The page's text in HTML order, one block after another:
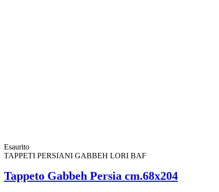
Esaurito
TAPPETI PERSIANI GABBEH LORI BAF
Tappeto Gabbeh Persia cm.68x204